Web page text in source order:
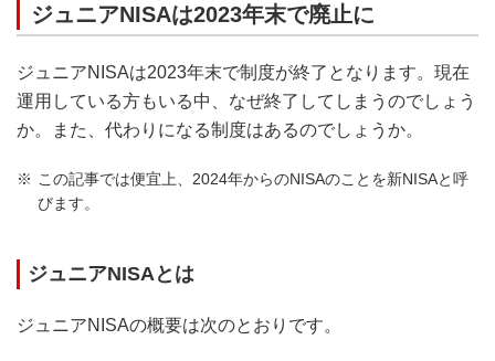
ジュニアNISAは2023年末で廃止に
ジュニアNISAは2023年末で制度が終了となります。現在
運用している方もいる中、なぜ終了してしまうのでしょう
か。また、代わりになる制度はあるのでしょうか。
この記事では便宜上、2024年からのNISAのことを新NISAと呼
びます。
ジュニアNISAとは
ジュニアNISAの概要は次のとおりです。